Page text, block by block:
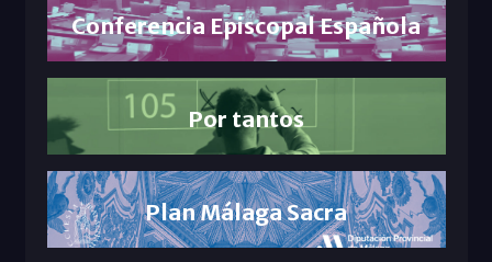
Conferencia Episcopal Española
Por tantos
Plan Málaga Sacra